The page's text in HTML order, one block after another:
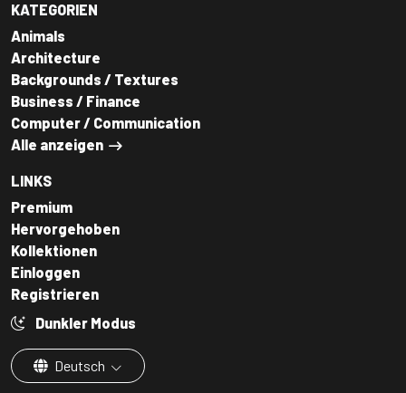
KATEGORIEN
Animals
Architecture
Backgrounds / Textures
Business / Finance
Computer / Communication
Alle anzeigen
LINKS
Premium
Hervorgehoben
Kollektionen
Einloggen
Registrieren
Dunkler Modus
Deutsch